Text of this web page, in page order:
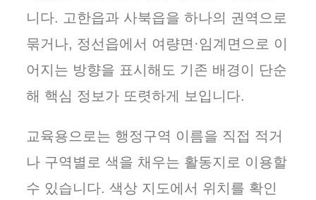
니다. 고한읍과 사북읍을 하나의 권역으로
묶거나, 정선읍에서 여량면·임계면으로 이
어지는 방향을 표시해도 기존 배경이 단순
해 핵심 정보가 또렷하게 보입니다.
교육용으로는 행정구역 이름을 직접 적거
나 구역별로 색을 채우는 활동지로 이용할
수 있습니다. 색상 지도에서 위치를 확인